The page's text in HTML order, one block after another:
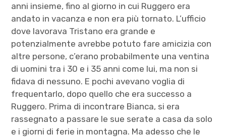
anni insieme, fino al giorno in cui Ruggero era
andato in vacanza e non era più tornato. L’ufficio
dove lavorava Tristano era grande e
potenzialmente avrebbe potuto fare amicizia con
altre persone, c’erano probabilmente una ventina
di uomini tra i 30 e i 35 anni come lui, ma non si
fidava di nessuno. E pochi avevano voglia di
frequentarlo, dopo quello che era successo a
Ruggero. Prima di incontrare Bianca, si era
rassegnato a passare le sue serate a casa da solo
e i giorni di ferie in montagna. Ma adesso che le